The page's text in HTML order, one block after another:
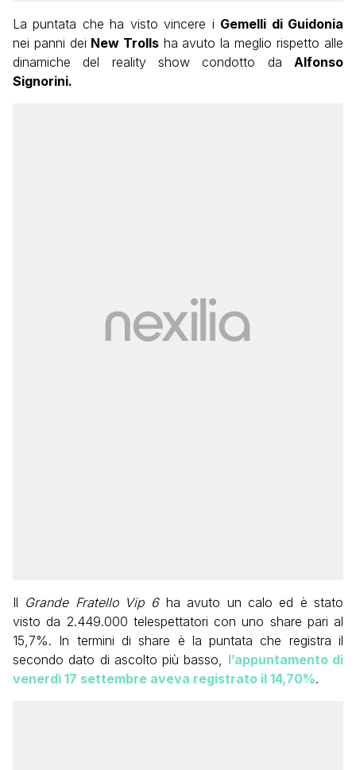
La puntata che ha visto vincere i Gemelli di Guidonia
nei panni dei New Trollsha avuto la meglio rispetto alle
dinamiche del reality show condotto da Alfonso
Signorini.
Il Grande Fratello Vip 6ha avuto un calo ed è stato
visto da 2.449.000 telespettatori con uno share pari al
15,7%. In termini di share è la puntata che registra il
secondo dato di ascolto più basso, l’appuntamento di
venerdì 17 settembre aveva registrato il 14,70%.